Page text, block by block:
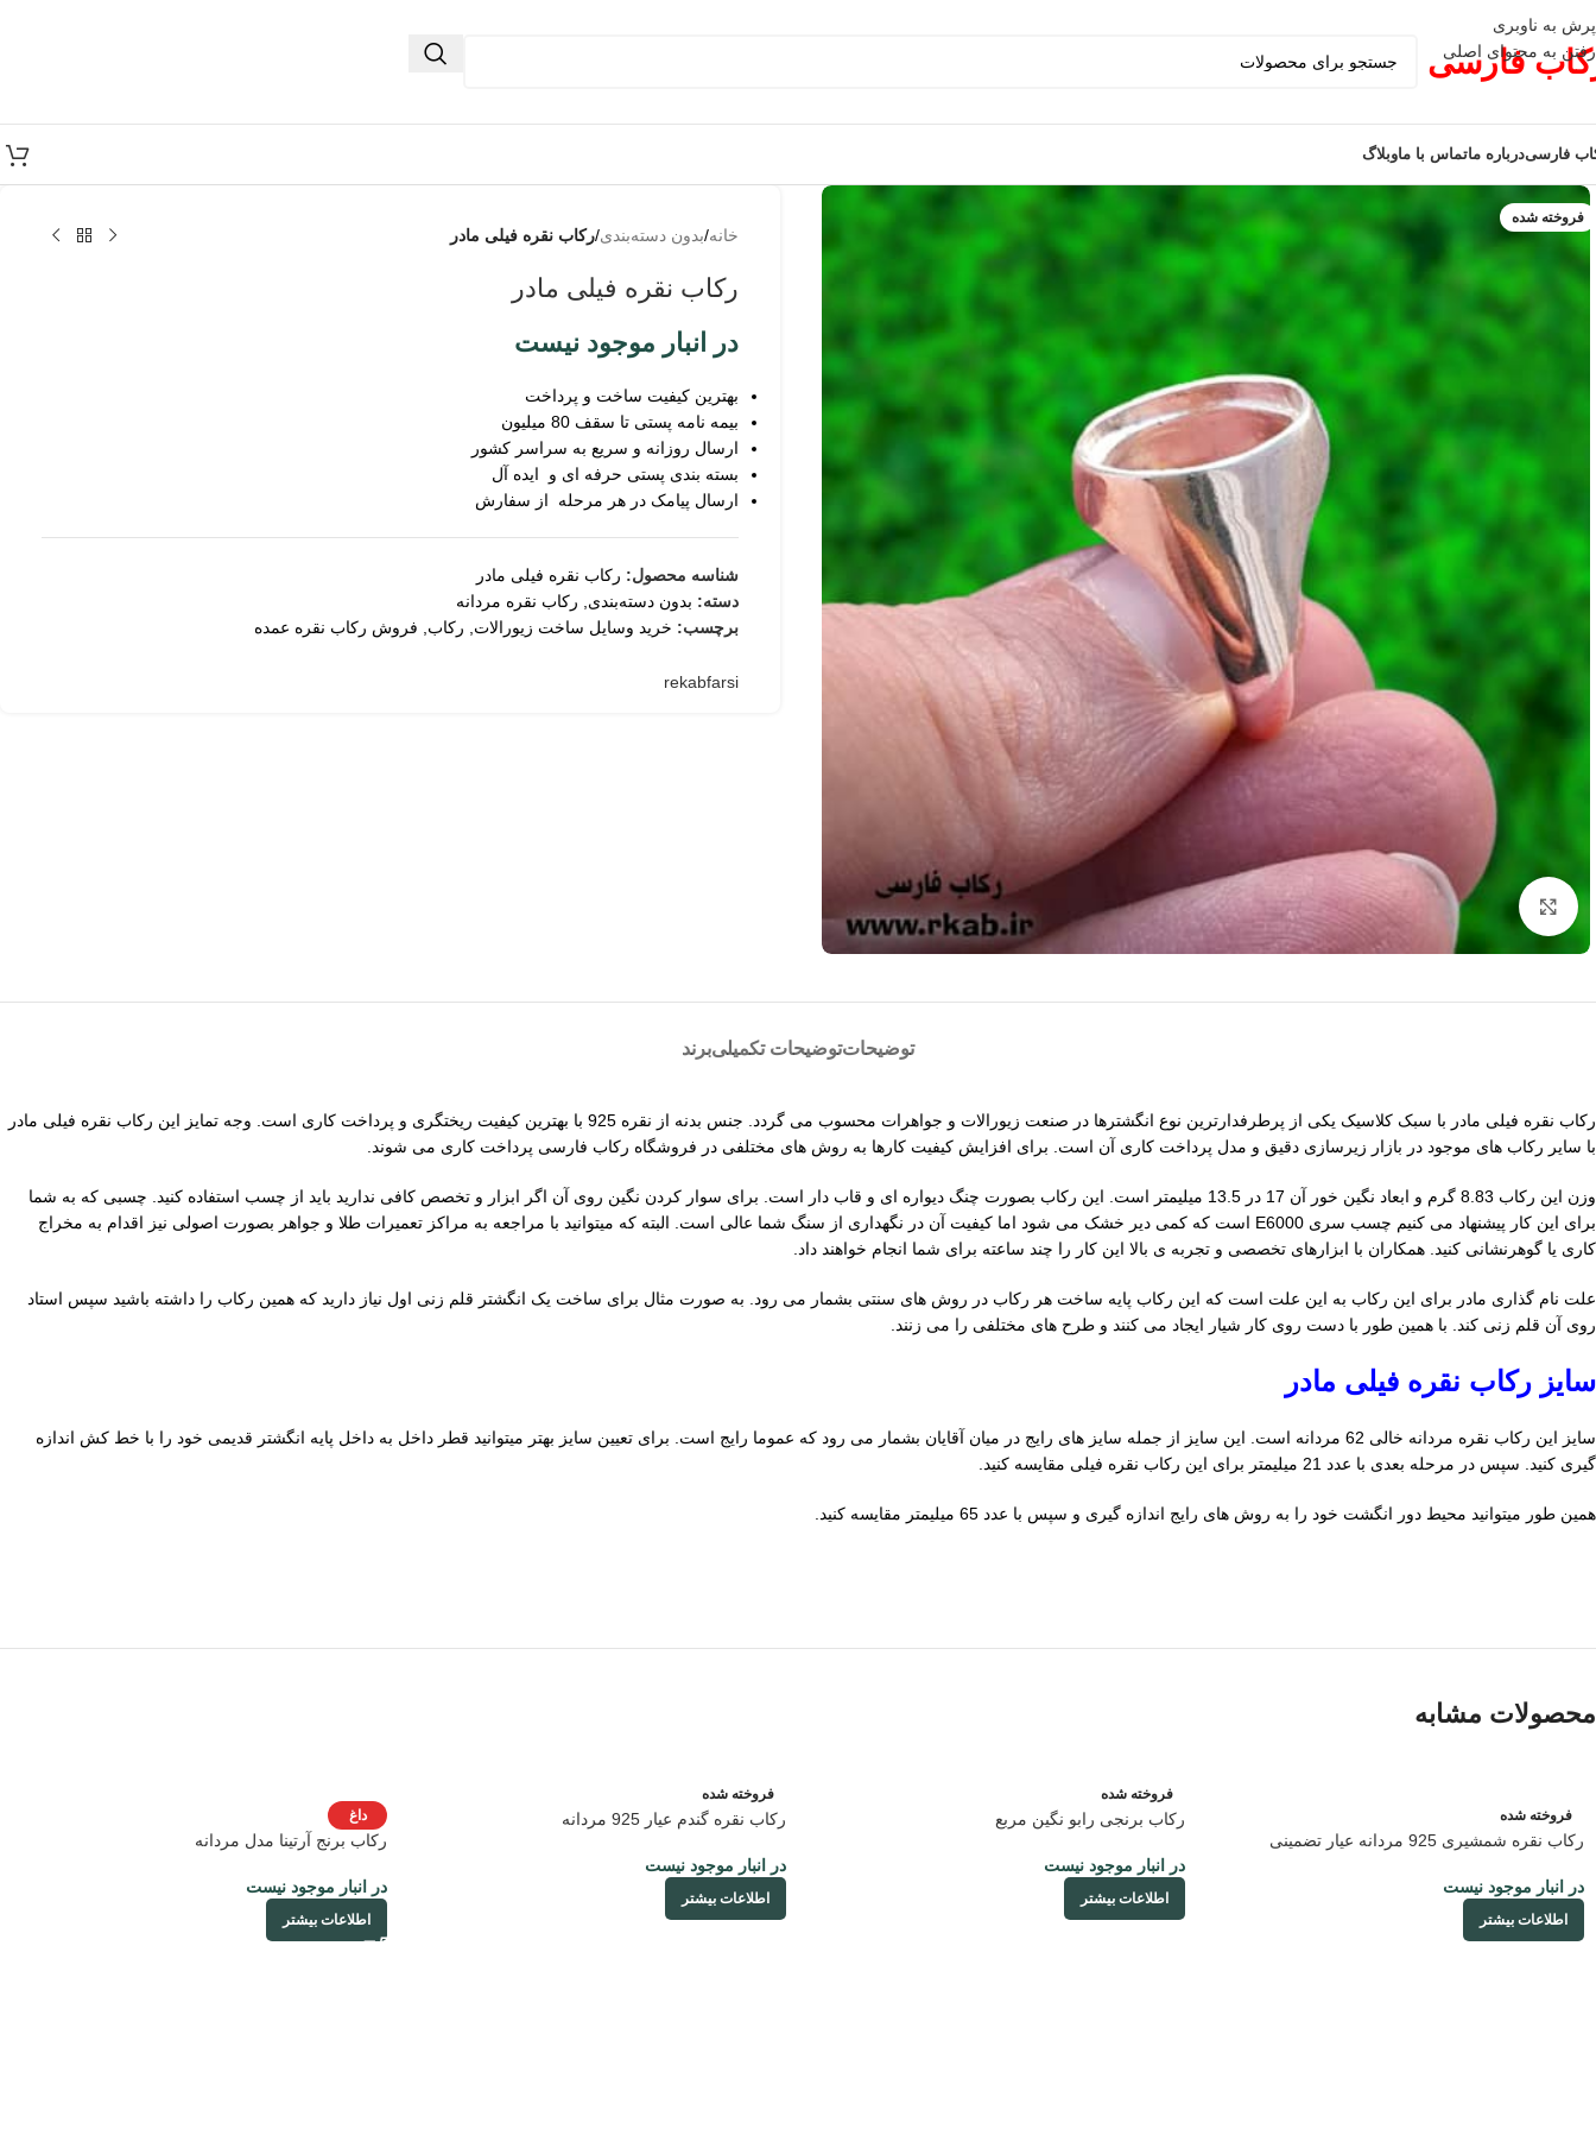
پرش به ناوبری
رفتن به محتوای اصلی
فارسی
فارسیدرباره ماتماس با ماوبلاگ
فروخته شده
زمانیکه
موجود شد
برای بزرگنمایی کلیک کنید
خانه/بدون دسته‌بندی/رکاب نقره فیلی مادر
رکاب نقره فیلی مادر
در انبار موجود نیست
بهترین کیفیت ساخت و پرداخت
بیمه نامه پستی تا سقف 80 میلیون
ارسال روزانه و سریع به سراسر کشور
بسته بندی پستی حرفه ای و ایده آل
ارسال پیامک در هر مرحله از سفارش
شناسه محصول: رکاب نقره فیلی مادر
دسته: بدون دسته‌بندی
رکاب نقره مردانه
برچسب: خرید وسایل ساخت زیورالات رکاب فروش رکاب نقره عمده
rekabfarsi
توضیحاتتوضیحات تکمیلیبرند
رکاب نقره فیلی مادر با سبک کلاسیک یکی از پرطرفدارترین نوع انگشترها در صنعت زیورالات و جواهرات محسوب می گردد. جنس بدنه از نقره 925 با بهترین کیفیت ریختگری و پرداخت کاری است. وجه تمایز این رکاب نقره فیلی مادر
با سایر رکاب های موجود در بازار زیرسازی دقیق و مدل پرداخت کاری آن است. برای افزایش کیفیت کارها به روش های مختلفی در فروشگاه رکاب فارسی پرداخت کاری می شوند.
وزن این رکاب 8.83 گرم و ابعاد نگین خور آن 17 در 13.5 میلیمتر است. این رکاب بصورت چنگ دیواره ای و قاب دار است. برای سوار کردن نگین روی آن اگر ابزار و تخصص کافی ندارید باید از چسب استفاده کنید. چسبی که به شما
برای این کار پیشنهاد می کنیم چسب سری E6000 است که کمی دیر خشک می شود اما کیفیت آن در نگهداری از سنگ شما عالی است. البته که میتوانید با مراجعه به مراکز تعمیرات طلا و جواهر بصورت اصولی نیز اقدام به مخراج
کاری یا گوهرنشانی کنید. همکاران با ابزارهای تخصصی و تجربه ی بالا این کار را چند ساعته برای شما انجام خواهند داد.
علت نام گذاری مادر برای این رکاب به این علت است که این رکاب پایه ساخت هر رکاب در روش های سنتی بشمار می رود. به صورت مثال برای ساخت یک انگشتر قلم زنی اول نیاز دارید که همین رکاب را داشته باشید سپس استاد
روی آن قلم زنی کند. با همین طور با دست روی کار شیار ایجاد می کنند و طرح های مختلفی را می زنند.
سایز رکاب نقره فیلی مادر
سایز این رکاب نقره مردانه خالی 62 مردانه است. این سایز از جمله سایز های رایج در میان آقایان بشمار می رود که عموما رایج است. برای تعیین سایز بهتر میتوانید قطر داخل به داخل پایه انگشتر قدیمی خود را با خط کش اندازه
گیری کنید. سپس در مرحله بعدی با عدد 21 میلیمتر برای این رکاب نقره فیلی مقایسه کنید.
همین طور میتوانید محیط دور انگشت خود را به روش های رایج اندازه گیری و سپس با عدد 65 میلیمتر مقایسه کنید.
محصولات مشابه
فروخته شده
رکاب نقره شمشیری 925 مردانه عیار تضمینی
در انبار موجود نیست
اطلاعات بیشتر
فروخته شده
رکاب برنجی رابو نگین مربع
در انبار موجود نیست
اطلاعات بیشتر
فروخته شده
رکاب نقره گندم عیار 925 مردانه
در انبار موجود نیست
اطلاعات بیشتر
داغ
رکاب برنج آرتینا مدل مردانه
در انبار موجود نیست
اطلاعات بیشتر